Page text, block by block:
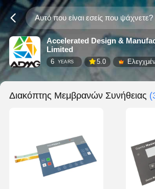
Accelerated Design &
Limited
6 YEARS 5.0
Διακόπτης Μεμβρανών Συνήθειας